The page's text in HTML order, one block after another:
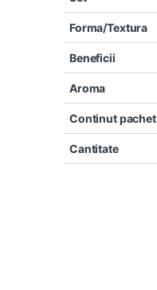
Forma/Textura
Beneficii
Aroma
Continut pachet
Cantitate